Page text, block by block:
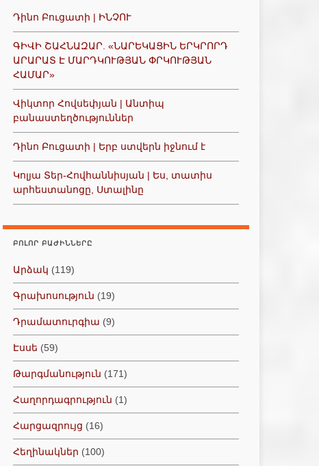
Դինո Բուցատի | ԻՆՉՈՒ
ԳԻՎԻ ՇԱՀՆԱԶԱՐ. «ՆԱՐԵԿԱՑԻՆ ԵՐԿՐՈՐԴ
ԱՐԱՐԱՏ Է ՄԱՐԴԿՈՒԹՅԱՆ ՓՐԿՈՒԹՅԱՆ
ՀԱՄԱՐ»
Վիկտոր Հովսեփյան | Անտիպ
բանաստեղծություններ
Դինո Բուցատի | Երբ ստվերն իջնում է
Կոլյա Տեր-Հովհաննիսյան | Ես, տատիս
արհեստանոցը, Ստալինը
ԲՈԼՈՐ ԲԱԺԻՆՆԵՐԸ
Արձակ (119)
Գրախոսություն (19)
Դրամատուրգիա (9)
Էսսե (59)
Թարգմանություն (171)
Հաղորդագրություն (1)
Հարցազրույց (16)
Հեղինակներ (100)